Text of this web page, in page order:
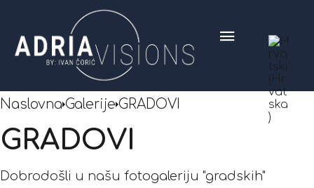
Naslovna Galerije GRADOVI
GRADOVI
Dobrodošli u našu fotogaleriju "gradskih"